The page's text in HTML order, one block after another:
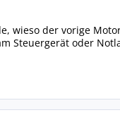
wieso der vorige
Steuergerät oder